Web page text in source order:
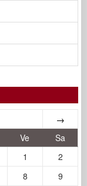
→
Ve
Sa
1
2
8 9